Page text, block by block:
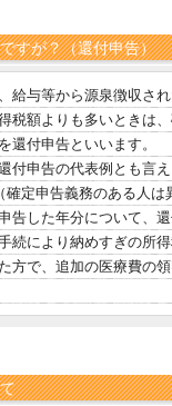
すが？（還付申告）
与等から源泉徴収さ
税額よりも多いときは
還付申告といいます。
申告の代表例とも言
確定申告義務のある人は
した年分について、
続により納めすぎの所
方で、追加の医療費の